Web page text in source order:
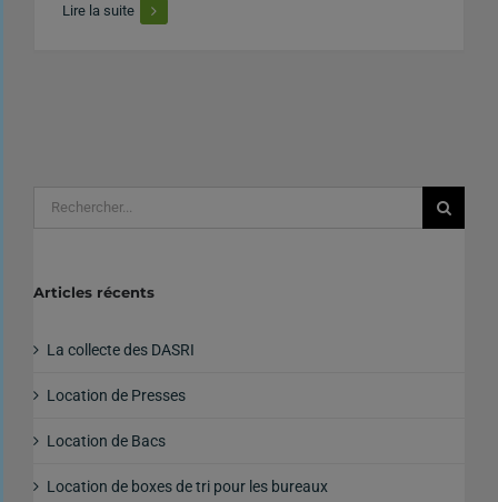
Lire la suite
Articles récents
La collecte des DASRI
Location de Presses
Location de Bacs
Location de boxes de tri pour les bureaux